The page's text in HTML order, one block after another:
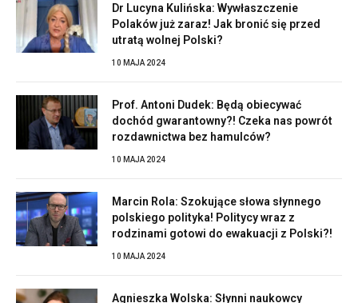
Dr Lucyna Kulińska: Wywłaszczenie
Polaków już zaraz! Jak bronić się przed
utratą wolnej Polski?
10 MAJA 2024
Prof. Antoni Dudek: Będą obiecywać
dochód gwarantowny?! Czeka nas powrót
rozdawnictwa bez hamulców?
10 MAJA 2024
Marcin Rola: Szokujące słowa słynnego
polskiego polityka! Politycy wraz z
rodzinami gotowi do ewakuacji z Polski?!
10 MAJA 2024
Agnieszka Wolska: Słynni naukowcy